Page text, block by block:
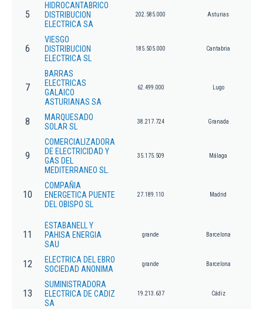
5
HIDROCANTABRICO
DISTRIBUCION
ELECTRICA SA
202.585.000 Asturias
6
VIESGO
DISTRIBUCION
ELECTRICA SL
185.505.000 Cantabria
7
BARRAS
ELECTRICAS
GALAICO
ASTURIANAS SA
62.499.000 Lugo
8
MARQUESADO
SOLAR SL
38.217.724 Granada
9
COMERCIALIZADORA
DE ELECTRICIDAD Y
GAS DEL
MEDITERRANEO SL.
35.175.509 Málaga
10
COMPAÑIA
ENERGETICA PUENTE
DEL OBISPO SL
27.189.110 Madrid
11
ESTABANELL Y
PAHISA ENERGIA
SAU
grande Barcelona
12
ELECTRICA DEL EBRO
SOCIEDAD ANONIMA
grande Barcelona
13
SUMINISTRADORA
ELECTRICA DE CADIZ
SA
19.213.637 Cádiz